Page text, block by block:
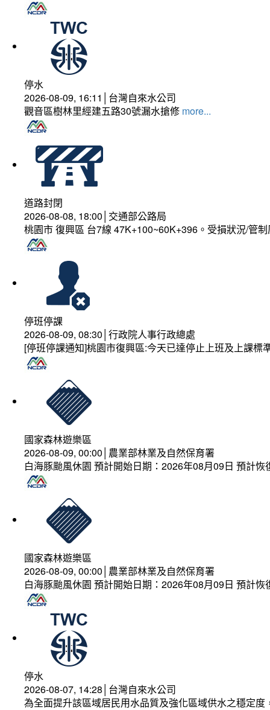
停水
2026-08-09, 16:11│台灣自來水公司
觀音區樹林里經建五路30號漏水搶修 more...
道路封閉
2026-08-08, 18:00│交通部公路局
桃園市 復興區 台7線 47K+100~60K+396。受損狀況/管
停班停課
2026-08-09, 08:30│行政院人事行政總處
[停班停課通知]桃園市復興區:今天已達停止上班及上課
國家森林遊樂區
2026-08-09, 00:00│農業部林業及自然保育署
白海豚颱風休園 預計開始日期：2026年08月09日 預計
國家森林遊樂區
2026-08-09, 00:00│農業部林業及自然保育署
白海豚颱風休園 預計開始日期：2026年08月09日 預計
停水
2026-08-07, 14:28│台灣自來水公司
為全面提升該區域居民用水品質及強化區域供水之穩定